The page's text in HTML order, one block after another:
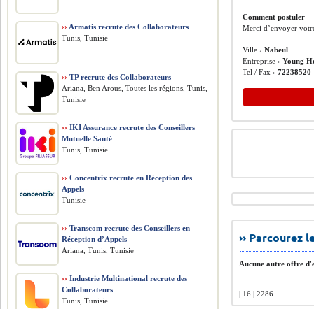
Comment postuler
Merci d’envoyer
Ville ›Nabeul
Entreprise › Young
Tel / Fax ›72238520
››
Aucune autre offre
| 16 | 2286
›› Armatis recrute des Collaborateurs
Tunis, Tunisie
›› TP recrute des Collaborateurs
Ariana, Ben Arous, Toutes les régions, Tunis,
Tunisie
›› IKI Assurance recrute des Conseillers
Mutuelle Santé
Tunis, Tunisie
›› Concentrix recrute en Réception des
Appels
Tunisie
›› Transcom recrute des Conseillers en
Réception d’Appels
Ariana, Tunis, Tunisie
›› Industrie Multinational recrute des
Collaborateurs
Tunis, Tunisie